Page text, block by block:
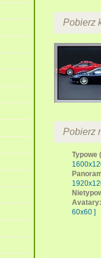
Pobierz
Pobierz
Typowe
Avatary:
60x60 ]